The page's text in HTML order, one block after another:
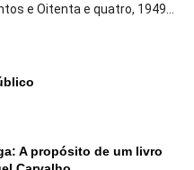
e Oitenta e quatro, 1949...
A propósito de um livro